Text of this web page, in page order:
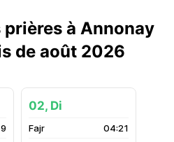
à Annonay
de août 2026
02, Di
04:21